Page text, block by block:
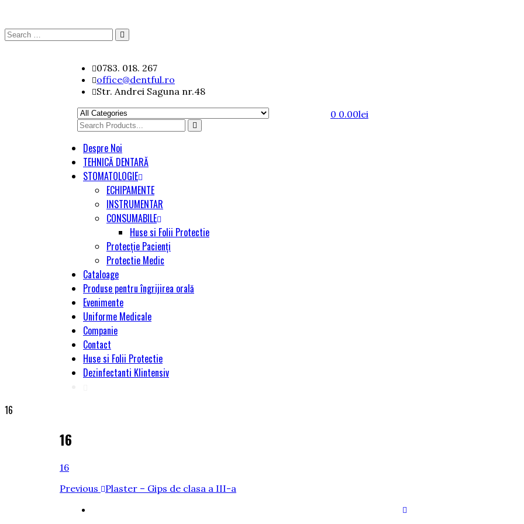
Search
0783. 018. 267
office@dentful.ro
Str. Andrei Saguna nr.48
Search
0 0.00lei
Despre Noi
TEHNICĂ DENTARĂ
STOMATOLOGIE
ECHIPAMENTE
INSTRUMENTAR
CONSUMABILE
Huse si Folii Protectie
Protecție Pacienți
Protectie Medic
Cataloage
Produse pentru îngrijirea orală
Evenimente
Uniforme Medicale
Companie
Contact
Huse si Folii Protectie
Dezinfectanti Klintensiv
16
16
16
Navigare
Previous
Previous Plaster – Gips de clasa a III-a